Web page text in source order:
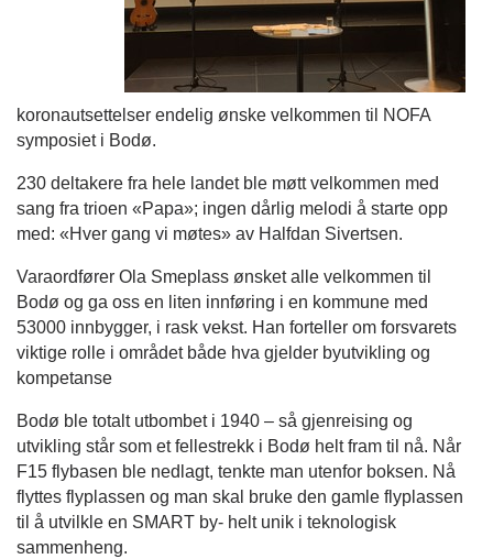
koronautsettelser endelig ønske velkommen til NOFA
symposiet i Bodø.
230 deltakere fra hele landet ble møtt velkommen med
sang fra trioen «Papa»; ingen dårlig melodi å starte opp
med: «Hver gang vi møtes» av Halfdan Sivertsen.
Varaordfører Ola Smeplass ønsket alle velkommen til
Bodø og ga oss en liten innføring i en kommune med
53000 innbygger, i rask vekst. Han forteller om forsvarets
viktige rolle i området både hva gjelder byutvikling og
kompetanse
Bodø ble totalt utbombet i 1940 – så gjenreising og
utvikling står som et fellestrekk i Bodø helt fram til nå. Når
F15 flybasen ble nedlagt, tenkte man utenfor boksen. Nå
flyttes flyplassen og man skal bruke den gamle flyplassen
til å utvilkle en SMART by- helt unik i teknologisk
sammenheng.